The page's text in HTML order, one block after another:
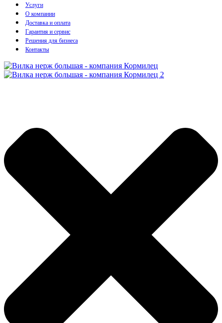
Услуги
О компании
Доставка и оплата
Гарантия и сервис
Решения для бизнеса
Контакты